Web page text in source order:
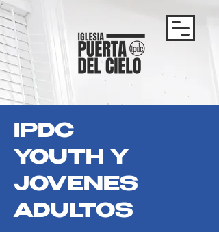
IPDC
YOUTH Y
JOVENES
ADULTOS